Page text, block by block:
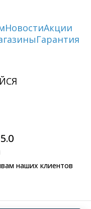
НовостиАкции
Гарантия
5.0
наших клиентов